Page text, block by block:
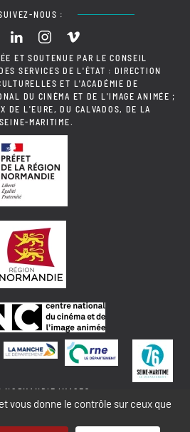
NOUS :
ET SOUTENUE PAR LE CONSEIL
SERVICES DE L'ÉTAT : DIRECTION
ET L'ACADÉMIE DE
DU CINÉMA ET DE L'IMAGE ANIMÉE ;
DE L'EURE, DU CALVADOS, DE LA
MARITIME.
IMAGES
vous donne le contrôle sur ceux que